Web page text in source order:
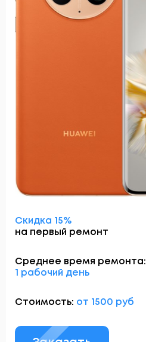
Скидка 15%
на первый ремонт
Среднее время ремонта:
1 рабочий день
Стоимость: от 1500 руб